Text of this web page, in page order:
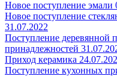
Новое поступление эмали
Новое поступление
31.07.2022
Поступление деревянной
принадлежностей
Приход керамика
Поступление кухонных